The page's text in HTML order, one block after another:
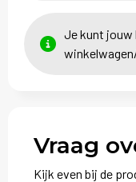
Je kunt jouw
Vraag
Kijk even bij de